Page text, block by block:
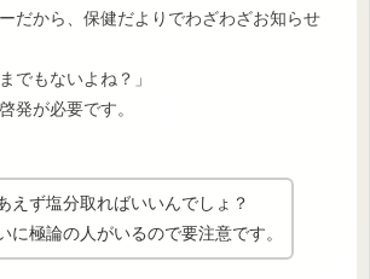
だから、保健だよりでわざわざお知らせ
でもないよね？」
発が必要です。
えず塩分取ればいいんでしょ？
に極論の人がいるので要注意です。